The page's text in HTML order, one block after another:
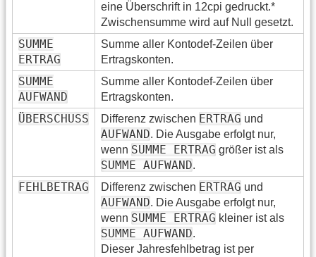
eine Überschrift in 12cpi gedruckt.*
Zwischensumme wird auf Null gesetzt.
SUMME
ERTRAG
Summe aller Kontodef-Zeilen über
Ertragskonten.
SUMME
AUFWAND
Summe aller Kontodef-Zeilen über
Ertragskonten.
ÜBERSCHUSS Differenz zwischen ERTRAG und
AUFWAND. Die Ausgabe erfolgt nur,
wenn SUMME ERTRAG größer ist als
SUMME AUFWAND.
FEHLBETRAG Differenz zwischen ERTRAG und
AUFWAND. Die Ausgabe erfolgt nur,
wenn SUMME ERTRAG kleiner ist als
SUMME AUFWAND.
Dieser Jahresfehlbetrag ist per